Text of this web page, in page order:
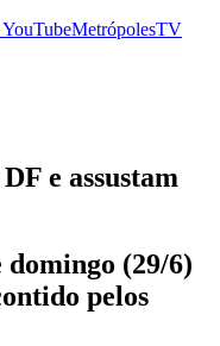
YouTubeMetrópolesTV
e assustam
(29/6)
pelos